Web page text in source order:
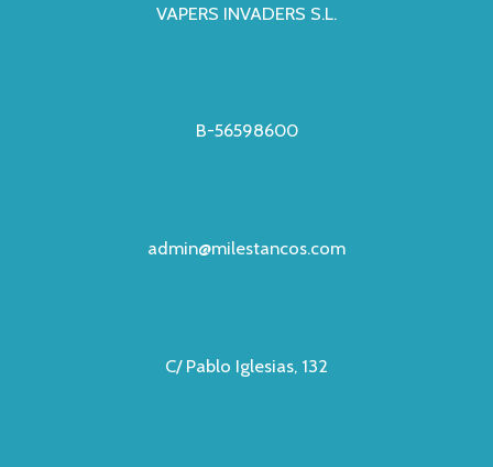
VAPERS INVADERS S.L.
B-56598600
admin@milestancos.com
C/ Pablo Iglesias, 132